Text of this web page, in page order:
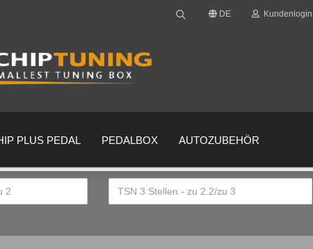
DE
Sprache auswählen
Kundenlogin
PLUS PEDAL PEDALBOX AUTOZUBEHÖR